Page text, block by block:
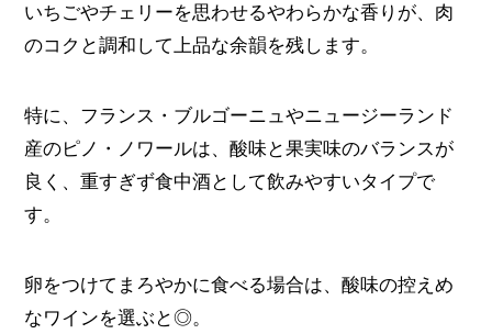
いちごやチェリーを思わせるやわらかな香りが、肉
のコクと調和して上品な余韻を残します。
特に、フランス・ブルゴーニュやニュージーランド
産のピノ・ノワールは、酸味と果実味のバランスが
良く、重すぎず食中酒として飲みやすいタイプで
す。
卵をつけてまろやかに食べる場合は、酸味の控えめ
なワインを選ぶと◎。